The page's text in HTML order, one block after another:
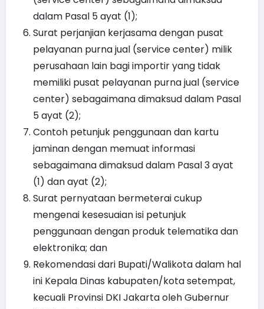
dalam Pasal 5 ayat (1);
Surat perjanjian kerjasama dengan pusat
pelayanan purna jual (service center) milik
perusahaan lain bagi importir yang tidak
memiliki pusat pelayanan purna jual (service
center) sebagaimana dimaksud dalam Pasal
5 ayat (2);
Contoh petunjuk penggunaan dan kartu
jaminan dengan memuat informasi
sebagaimana dimaksud dalam Pasal 3 ayat
(1) dan ayat (2);
Surat pernyataan bermeterai cukup
mengenai kesesuaian isi petunjuk
penggunaan dengan produk telematika dan
elektronika; dan
Rekomendasi dari Bupati/Walikota dalam hal
ini Kepala Dinas kabupaten/kota setempat,
kecuali Provinsi DKI Jakarta oleh Gubernur